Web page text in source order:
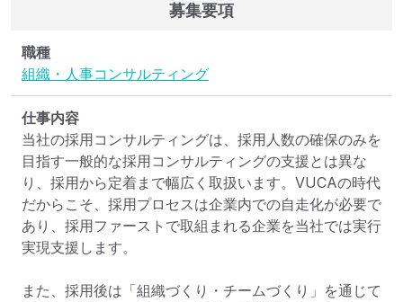
募集要項
職種
組織・人事コンサルティング
仕事内容
当社の採用コンサルティングは、採用人数の確保のみを
目指す一般的な採用コンサルティングの支援とは異な
り、採用から定着まで幅広く取扱います。VUCAの時代
だからこそ、採用プロセスは企業内での自走化が必要で
あり、採用ファーストで取組まれる企業を当社では実行
実現支援します。
また、採用後は「組織づくり・チームづくり」を通じて